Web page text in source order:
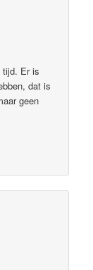
tijd. Er is
dat is
geen